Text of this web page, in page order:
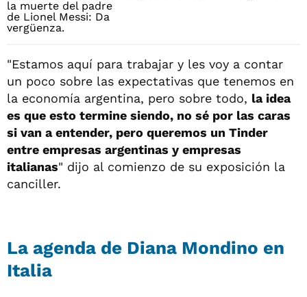
"Estamos aquí para trabajar y les voy a contar
un poco sobre las expectativas que tenemos en
la economía argentina, pero sobre todo, la idea
es que esto termine siendo, no sé por las caras
si van a entender, pero queremos un Tinder
entre empresas argentinas y empresas
italianas" dijo al comienzo de su exposición la
canciller.
La agenda de Diana Mondino en
Italia